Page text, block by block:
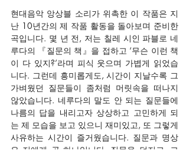
현대음악 앙상블 소리가 위촉한 이 작품은 지
난 10년간의 제 작품 활동을 돌아보며 준비한
곡입니다. 몇 년 전, 저는 칠레 시인 파블로 네
루다의 『질문의 책』을 접하고 ‘무슨 이런 책
이 다 있지?’라며 피식 웃으며 가볍게 읽었습
니다. 그런데 흥미롭게도, 시간이 지날수록 그
가벼웠던 질문들이 좀처럼 머릿속을 떠나지
않았습니다. 네루다의 말도 안 되는 질문들에
나름의 답을 내리고자 상상하고 고민하게 되
는 제 모습을 보고 있으니 재미있고, 또 그렇게
사유하는 시간이 즐거웠습니다. 질문과 명상
은 저에게 곧 하나입니다. 질문을 던지고, 그